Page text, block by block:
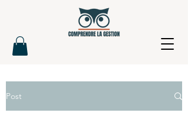
Post